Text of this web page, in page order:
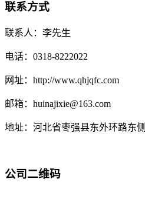
联系方式
联系人：李先生
电话：0318-8222022
网址：http://www.qhjqfc.com
邮箱：huinajixie@163.com
地址：河北省枣强县东外环路东侧
公司二维码